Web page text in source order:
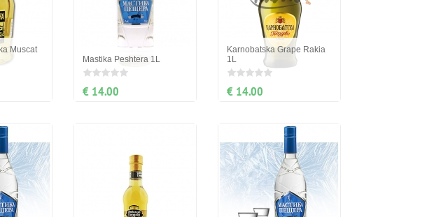
Muscat
Mastika Peshtera 1L
€ 14.00
Karnobatska Grape Rakia
1L
€ 14.00